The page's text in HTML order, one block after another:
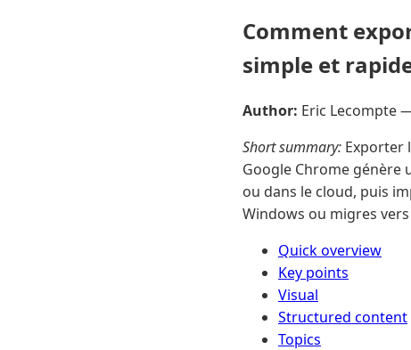
Comment
simple et
Author: Eric Lecompte
Short summary: Exporter
Google Chrome génère
ou dans le cloud, puis
Windows ou migres
Quick overview
Key points
Visual
Structured content
Topics